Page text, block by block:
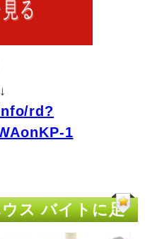
rd?
1
ス バイトに足